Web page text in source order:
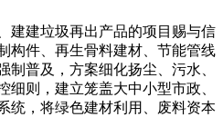
建垃圾再出产品的项目赐与信
构件、再生骨料建材、节能管线
制普及，方案细化扬尘、污水、
细则，建立笼盖大中小型市政、
统，将绿色建材利用、废料资本